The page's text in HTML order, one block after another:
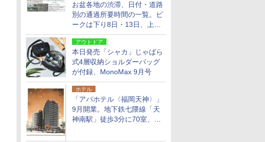
お盆各地の渋滞、日付・道路
別の通過所要時間の一覧。ピ
ークは下り8日・13日、上り
14日・15日
アウトドア
本日発売「シャカ」じゃばら
式4層収納ショルダーバッグ
が付録、MonoMax 9月号
ホテル
「アパホテル〈福岡天神〉」
9月開業。地下鉄七隈線「天
神南駅」徒歩3分に70室、エ